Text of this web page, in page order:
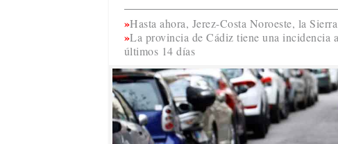
Hasta ahora, Jerez-Costa Noroeste, la
La provincia de Cádiz tiene una incidencia
últimos 14 días